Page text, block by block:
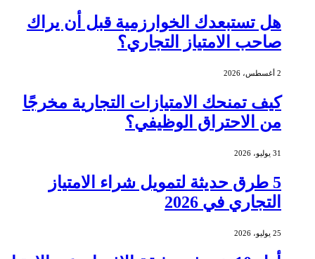
هل تستبعدك الخوارزمية قبل أن يراك
صاحب الامتياز التجاري؟
2 أغسطس، 2026
كيف تمنحك الامتيازات التجارية مخرجًا
من الاحتراق الوظيفي؟
31 يوليو، 2026
5 طرق حديثة لتمويل شراء الامتياز
التجاري في 2026
25 يوليو، 2026